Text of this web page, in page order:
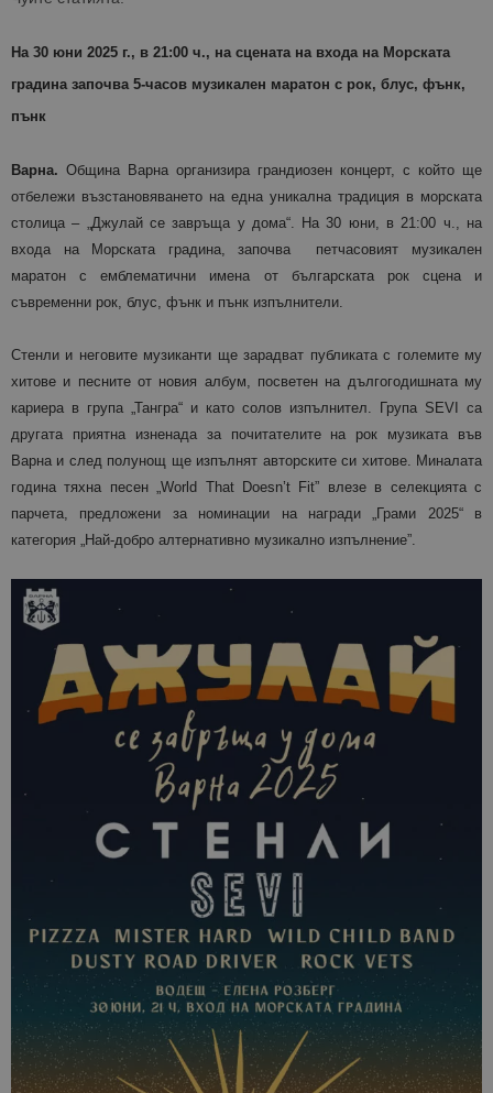
На 30 юни 2025 г., в 21:00 ч., на сцената на входа на Морската
градина започва 5-часов музикален маратон с рок, блус, фънк,
пънк
Варна. Община Варна организира грандиозен концерт, с който ще
отбележи възстановяването на една уникална традиция в морската
столица – „Джулай се завръща у дома“. На 30 юни, в 21:00 ч., на
входа на Морската градина, започва
петчасовият музикален
маратон с емблематични имена от българската рок сцена и
съвременни рок, блус, фънк и пънк изпълнители.
Стенли и неговите музиканти ще зарадват публиката с големите му
хитове и песните от новия албум, посветен на дългогодишната му
кариера в група „Тангра“ и като солов изпълнител. Група SEVI са
другата приятна изненада за почитателите на рок музиката във
Варна и след полунощ ще изпълнят авторските си хитове. Миналата
година тяхна песен „World That Doesn’t Fit” влезе в селекцията с
парчета, предложени за номинации на награди „Грами 2025“ в
категория „Най-добро алтернативно музикално изпълнение”.